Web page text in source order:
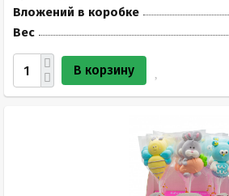
Вложений в коробке
Вес
В корзину